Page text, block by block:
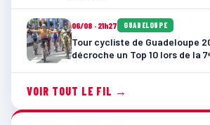
06/08 · 21h27 GUADELOUPE
Tour cycliste de Guadeloupe
décroche un Top 10 lors de la
VOIR TOUT LE FIL →